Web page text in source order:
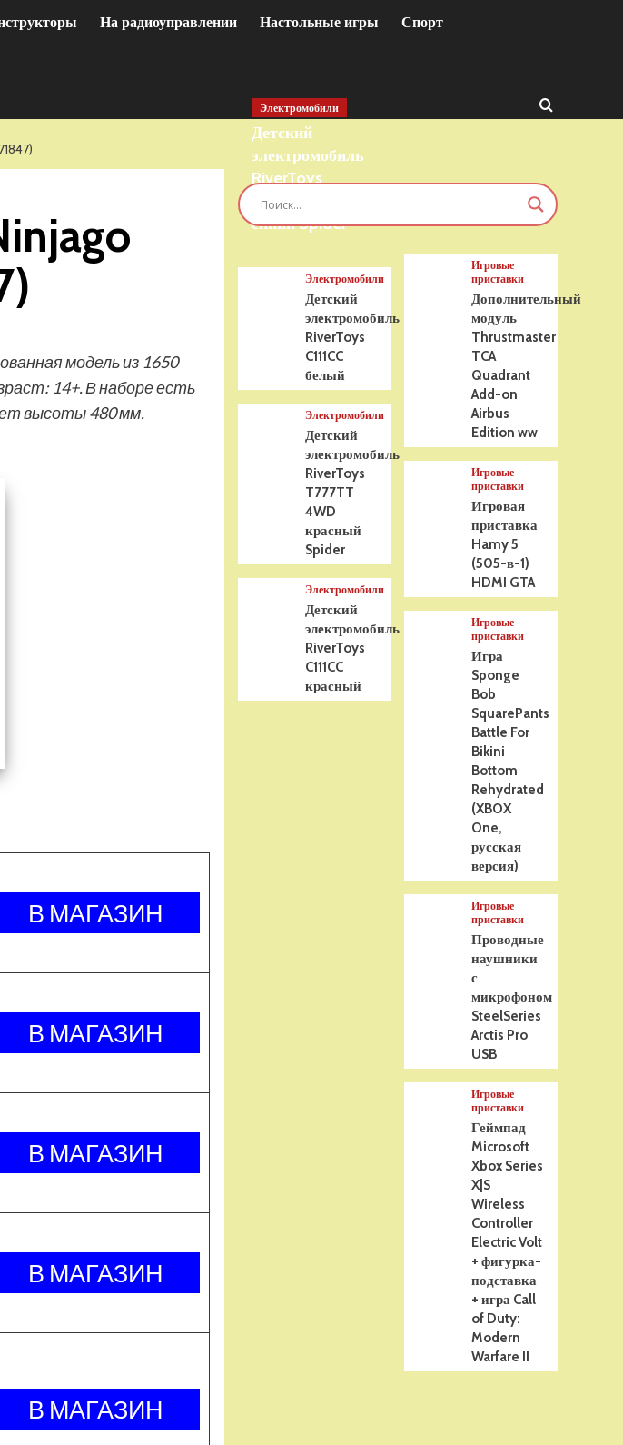
На радиоуправлении Настольные игры Спорт
модель из 1650
14+. В наборе есть
высоты 480 мм.
Электромобили
Детский
электромобиль
RiverToys
T777TT 4WD
синий Spider
Электромобили
Детский
электромобиль
RiverToys
C111CC
белый
Электромобили
Детский
электромобиль
RiverToys
T777TT
4WD
красный
Spider
Электромобили
Детский
электромобиль
RiverToys
C111CC
красный
Игровые
приставки
Дополнительный
модуль
Thrustmaster
TCA
Quadrant
Add-on
Airbus
Edition ww
Игровые
приставки
Игровая
приставка
Hamy 5
(505-в-1)
HDMI GTA
Игровые
приставки
Игра
Sponge
Bob
SquarePants
Battle For
Bikini
Bottom
Rehydrated
(XBOX
One,
русская
версия)
Игровые
приставки
Проводные
наушники
с
микрофоном
SteelSeries
Arctis Pro
USB
Игровые
приставки
Геймпад
Microsoft
Xbox Series
X|S
Wireless
Controller
Electric Volt
+ фигурка-
подставка
+ игра Call
of Duty:
Modern
Warfare II